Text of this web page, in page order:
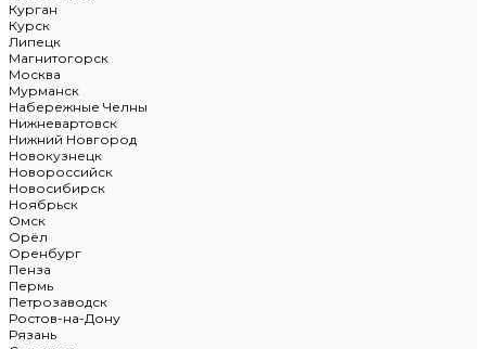
Курган
Курск
Липецк
Магнитогорск
Москва
Мурманск
Набережные Челны
Нижневартовск
Нижний Новгород
Новокузнецк
Новороссийск
Новосибирск
Ноябрьск
Омск
Орёл
Оренбург
Пенза
Пермь
Петрозаводск
Ростов-на-Дону
Рязань